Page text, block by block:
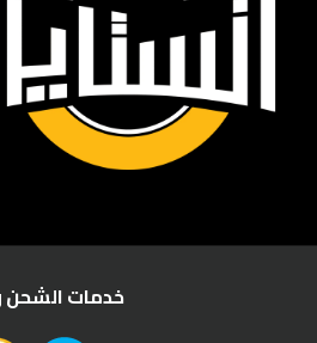
خدمات